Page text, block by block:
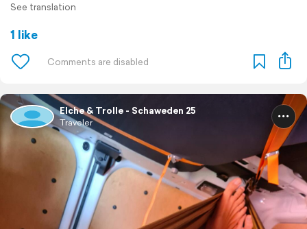
See translation
1 like
Elche & Trolle - Schaweden 25
Traveler